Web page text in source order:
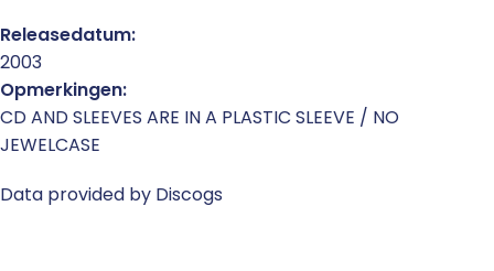
Releasedatum:
2003
Opmerkingen:
CD AND SLEEVES ARE IN A PLASTIC SLEEVE / NO
JEWELCASE
Data provided by Discogs